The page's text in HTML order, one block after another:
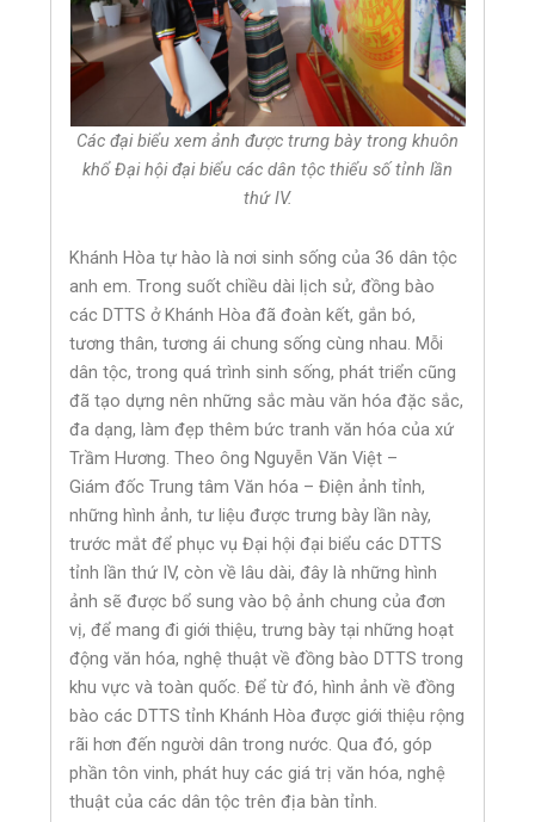
Các đại biểu xem ảnh được trưng bày trong khuôn
khổ Đại hội đại biểu các dân tộc thiểu số tỉnh lần
thứ IV.
Khánh Hòa tự hào là nơi sinh sống của 36 dân tộc
anh em. Trong suốt chiều dài lịch sử, đồng bào
các DTTS ở Khánh Hòa đã đoàn kết, gắn bó,
tương thân, tương ái chung sống cùng nhau. Mỗi
dân tộc, trong quá trình sinh sống, phát triển cũng
đã tạo dựng nên những sắc màu văn hóa đặc sắc,
đa dạng, làm đẹp thêm bức tranh văn hóa của xứ
Trầm Hương. Theo ông Nguyễn Văn Việt –
Giám đốc Trung tâm Văn hóa – Điện ảnh tỉnh,
những hình ảnh, tư liệu được trưng bày lần này,
trước mắt để phục vụ Đại hội đại biểu các DTTS
tỉnh lần thứ IV, còn về lâu dài, đây là những hình
ảnh sẽ được bổ sung vào bộ ảnh chung của đơn
vị, để mang đi giới thiệu, trưng bày tại những hoạt
động văn hóa, nghệ thuật về đồng bào DTTS trong
khu vực và toàn quốc. Để từ đó, hình ảnh về đồng
bào các DTTS tỉnh Khánh Hòa được giới thiệu rộng
rãi hơn đến người dân trong nước. Qua đó, góp
phần tôn vinh, phát huy các giá trị văn hóa, nghệ
thuật của các dân tộc trên địa bàn tỉnh.